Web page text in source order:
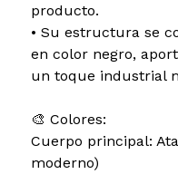
producto.
• Su estructura se
en color negro,
un toque industrial
🎨 Colores:
Cuerpo principal:
moderno)